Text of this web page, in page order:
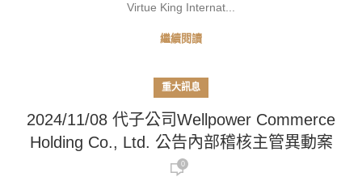
Virtue King Internat...
繼續閱讀
重大訊息
2024/11/08 代子公司Wellpower Commerce
Holding Co., Ltd. 公告內部稽核主管異動案
0